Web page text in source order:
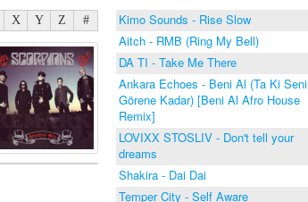
X Y Z #
Kimo Sounds - Rise Slow
Aitch - RMB (Ring My Bell)
DA TI - Take Me There
Ankara Echoes - Beni Al (Ta Ki Seni
Görene Kadar) [Beni Al Afro House
Remix]
LOVIXX STOSLIV - Don't tell your
dreams
Shakira - Dai Dai
Temper City - Self Aware